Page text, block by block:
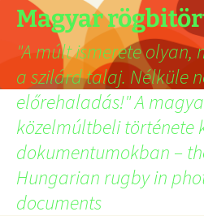
Ugrás
tartalomhoz
Magyar
"A múlt ismerete
a szilárd talaj. Nélküle
előrehaladás!" A
közelmúltbeli története
dokumentumokban –
Hungarian rugby in
documents